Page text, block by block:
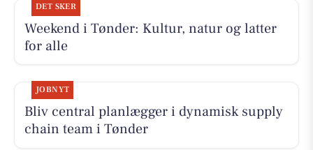
DET SKER
Weekend i Tønder: Kultur, natur og latter
for alle
JOBNYT
Bliv central planlægger i dynamisk supply
chain team i Tønder